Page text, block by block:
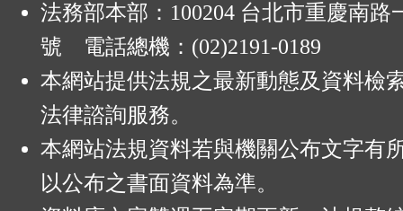
法務部本部：100204 台北市重慶南路
號 電話總機：(02)2191-0189
本網站提供法規之最新動態及資料檢
法律諮詢服務。
本網站法規資料若與機關公布文字有
以公布之書面資料為準。